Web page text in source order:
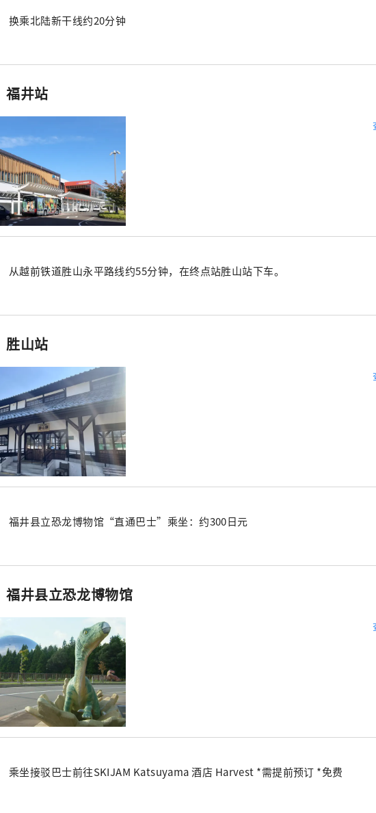
换乘北陆新干线约20分钟
福井站
从越前铁道胜山永平路线约55分钟，在终点站胜山站下车。
胜山站
福井县立恐龙博物馆“直通巴士”乘坐：约300日元
福井县立恐龙博物馆
乘坐接驳巴士前往SKIJAM Katsuyama 酒店 Harvest *需提前预订 *免费